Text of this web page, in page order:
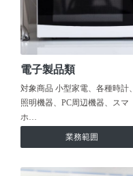
電子製品類
対象商品 小型家電、各種時計、
照明機器、PC周辺機器、スマ
ホ…
業務範囲